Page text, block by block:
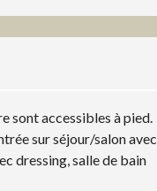
sont accessibles à pied.
sur séjour/salon avec
dressing, salle de bain